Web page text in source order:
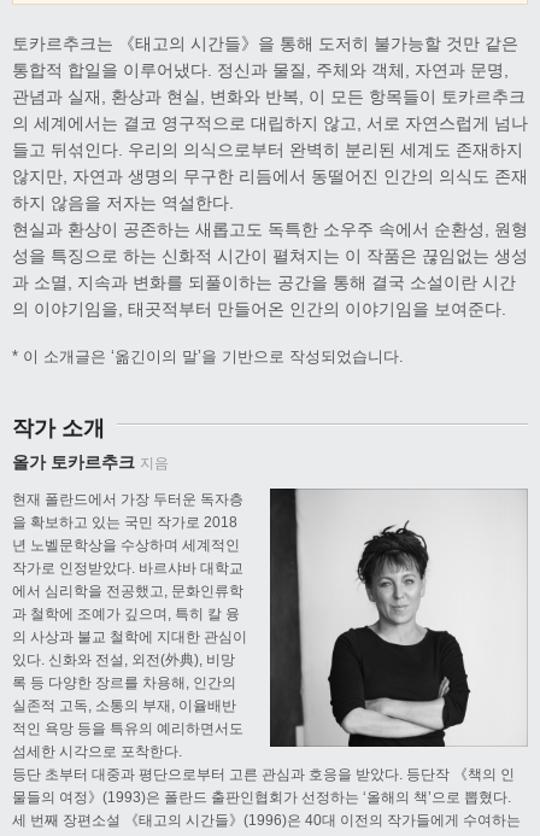
토카르추크는 《태고의 시간들》을 통해 도저히 불가능할 것만 같은
통합적 합일을 이루어냈다. 정신과 물질, 주체와 객체, 자연과 문명,
관념과 실재, 환상과 현실, 변화와 반복, 이 모든 항목들이 토카르추크
의 세계에서는 결코 영구적으로 대립하지 않고, 서로 자연스럽게 넘나
들고 뒤섞인다. 우리의 의식으로부터 완벽히 분리된 세계도 존재하지
않지만, 자연과 생명의 무구한 리듬에서 동떨어진 인간의 의식도 존재
하지 않음을 저자는 역설한다.
현실과 환상이 공존하는 새롭고도 독특한 소우주 속에서 순환성, 원형
성을 특징으로 하는 신화적 시간이 펼쳐지는 이 작품은 끊임없는 생성
과 소멸, 지속과 변화를 되풀이하는 공간을 통해 결국 소설이란 시간
의 이야기임을, 태곳적부터 만들어온 인간의 이야기임을 보여준다.
* 이 소개글은 ‘옮긴이의 말’을 기반으로 작성되었습니다.
작가 소개
올가 토카르추크 지음
현재 폴란드에서 가장 두터운 독자층
을 확보하고 있는 국민 작가로 2018
년 노벨문학상을 수상하며 세계적인
작가로 인정받았다. 바르샤바 대학교
에서 심리학을 전공했고, 문화인류학
과 철학에 조예가 깊으며, 특히 칼 융
의 사상과 불교 철학에 지대한 관심이
있다. 신화와 전설, 외전(外典), 비망
록 등 다양한 장르를 차용해, 인간의
실존적 고독, 소통의 부재, 이율배반
적인 욕망 등을 특유의 예리하면서도
섬세한 시각으로 포착한다.
등단 초부터 대중과 평단으로부터 고른 관심과 호응을 받았다. 등단작 《책의 인
물들의 여정》(1993)은 폴란드 출판인협회가 선정하는 ‘올해의 책’으로 뽑혔다.
세 번째 장편소설 《태고의 시간들》(1996)은 40대 이전의 작가들에게 수여하는